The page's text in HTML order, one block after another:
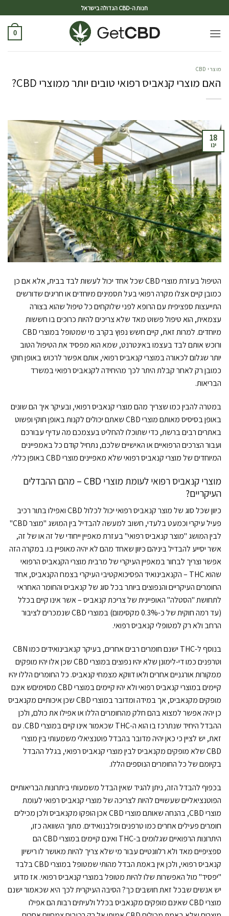
חנות ה-CBD הגדולה בישראל
0
מוצרי CBD
האם מוצרי קנאביס רפואי טובים יותר ממוצרי CBD?
18
ינו
הטיפול בעזרת מוצרי CBD שכל אחד יכול לעשות לבד בבית, אלא אם כן
כמובן קיים אצלו מקרה רפואי בעל תסמינים מיוחדים או חריגים שדורשים
התייעצות ספציפית עם הרופא לפני שלוקחים כל טיפול שהוא בצורה
עצמאית, הוא טיפול פשוט מאד שלא צריכים להיות כרוכים בו חששות
מיוחדים. למרות זאת, קיים חשש נפוץ בקרב מי שמטופל במוצרי CBD
ורוכש אותם לבד בעצמו באינטרנט, שמא הוא מפסיד את הטיפול הטוב
יותר שגלום לכאורה במוצרי קנאביס רפואי, אותם אפשר לרכוש באופן חוקי
כמובן רק לאחר קבלת היתר לכך מהיחידה לקנאביס רפואי במשרד
הבריאות.
במטרה להבין כמו שצריך מהם מוצרי קנאביס רפואי, ובעיקר איך הם שונים
באופן בסיסיס מאותם מוצרי CBD שאתם יכולים לקנות באופן חוקי ופשוט
באתרים רבים ברשת, כדי שתוכלו להחליט בעצמכם מה עדיף עבורכם
ועבור הצרכים הרפואיים או האישיים שלכם, נתחיל קודם כל באמפיינים
המיוחדים של מוצרי קנאביס רפואי שלא מאפיינים מוצרי CBD באופן כללי.
מוצרי קנאביס רפואי לעומת מוצרי CBD – מהם ההבדלים
העיקריים?
כיוון שכל סוג של מוצר קנאביס רפואי יכול לכלול CBD ואפילו בתור רכיב
פעיל עיקרי וכמעט בלעדי, חשוב למעשה להבדיל בין המושג "מוצר CBD"
לבין המושג "מוצר קנאביס רפואי" בעזרת מאפיין ייחודי של זה או של זה,
אשר יסייע להבדיל ביניהם כיוון שאחד מהם לא יהיה מאופיין בו. במקרה הזה
אפשר וצריך לבחור במאפיין העיקרי של מרבית מוצרי הקנאביס הרפואי
שהוא THC – הקנאבינואיד הפסיכואקטיבי העיקרי בצמח הקנאביס, אחד
החומרים העיקריים והנפוצים ביותר בכל סוג של קנאביס והחומר האחראי
לתחושת "הסטלה" האופיינית של צריכת קנאביס – אשר אינו קיים בכלל
(עד רמה חוקית של כ-0.3% מקסימום) במוצרי CBD שנמכרים לציבור
הרחב ולא רק למטופלי קנאביס רפואי.
בנוסף ל-THC ישנם חומרים רבים אחרים, בעיקר קנאבינואידים כמו CBN
וטרפנים כמו די-לימונן שלא יהיו נפוצים במוצרי CBD שכן אלו יהיו מופקים
ממקורות אורגניים אחרים ולאו דווקא מצמחי קנאביס. כל החומרים הללו יהיו
קיימים במוצרי קנאביס רפואי ולא יהיו קיימים במוצרי CBD מסוימיםש אינם
מופקים מקנאביס, אך במידה ומדובר במוצרי CBD שכן איכותיים מקנאביס
כן יהיה אפשר למצוא בהם חלק מהחומרים הללו או אפילו את כולם, ולכן
ההבדל היחיד שנתרכז בו הוא ה-THC שכאמור אינו קיים במוצרי CBD. עם
זאת, יש לציין כי כאן יהיה מדובר בהבדל פוטנציאלי משמעותי בין מוצרי
CBD שלא מופקים מקנאביס לבין מוצרי קנאביס רפואי, בגלל ההבדל
בקיומם של כל החומרים הנוספים הללו.
בכפוף להבדל הזה, ניתן להגיד שאין הבדל משמעותי ביתרונות הבריאותיים
הפוטנציאליים שעשויים להיות לצריכה של מוצרי קנאביס רפואי לעומת
מוצרי CBD, בהנחה שאותם מוצרי CBD אכן הופקו מקנאביס ולכן מכילים
חומרים פעילים אחרים כמו טרפנים ופלבנואידים. מתוך השוואה כזו,
היתרונות הרפואיים שגלומים ב-THC ואינם קיימים במוצרי CBD הם
ספציפיים מאד ולא רלוונטיים עבור מי שלא צריך להיות מאושר לו רישיון
קנאביס רפואי, ולכן אין באמת הבדל מהותי שמטופל במוצרי CBD בלבד
"יפסיד" מול האפשרות שלו להיות מטופל במוצרי קנאביס רפואי. אז מדוע
יש אנשים שבכל זאת חושבים כך? הסיבה העיקרית לכך היא שכאמור ישנם
מוצרי CBD שאינם מופקים מקנאביס בכלל ולעיתים רבות הם אפילו